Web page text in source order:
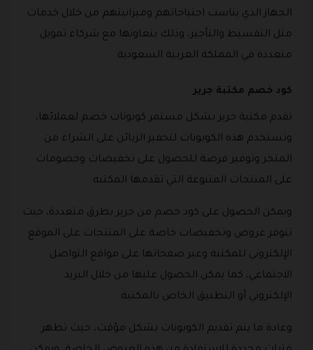
الجهاز الذي يناسب احتياجاتهم وميزانيتهم من خلال خدمات
مثل التقسيط والتأجير، وذلك بتعاونها مع شركاء تمويل
متعددة في المملكة العربية السعودية.
كود خصم مكتبة جرير
تقدم مكتبة جرير بشكل مستمر كوبونات خصم لعملائها،
وتستخدم هذه الكوبونات لتحفيز الزبائن على الشراء من
المتجر وتوفير فرصة للحصول على تخفيضات وخصومات
على المنتجات المتنوعة التي تقدمها المكتبة.
ويمكن الحصول على كود خصم من جرير بطرق متعددة، حيث
تتوفر عروض وتخفيضات خاصة على المنتجات على الموقع
الإلكتروني للمكتبة وعبر صفحاتها على مواقع التواصل
الاجتماعي، كما يمكن الحصول عليها من خلال البريد
الإلكتروني أو التطبيق الخاص بالمكتبة.
وعادة ما يتم تقديم الكوبونات بشكل مؤقت، حيث تظهر